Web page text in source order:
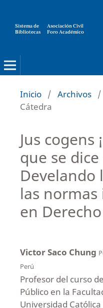
Sistema de
Bibliotecas
Asociación Civil
Foro Académico
Inicio / Archivos /
Cátedra
Jus cogens
que se
Develando
las
en
Victor Saco Chung
Perú
Profesor del curso
Público en la
Universidad Católica